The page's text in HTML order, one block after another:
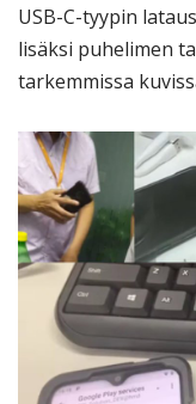
USB-C-tyypin
lisäksi puhelimen
tarkemmissa